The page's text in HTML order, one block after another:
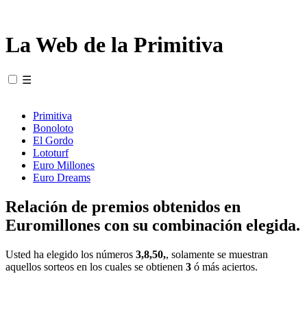
La Web de la Primitiva
☰
Primitiva
Bonoloto
El Gordo
Lototurf
Euro Millones
Euro Dreams
Relación de premios obtenidos en
Euromillones con su combinación elegida.
Usted ha elegido los números 3,8,50,, solamente se muestran
aquellos sorteos en los cuales se obtienen 3 ó más aciertos.